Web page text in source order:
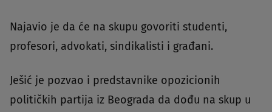
Najavio je da će na skupu govoriti studenti,
profesori, advokati, sindikalisti i građani.
Ješić je pozvao i predstavnike opozicionih
političkih partija iz Beograda da dođu na skup u